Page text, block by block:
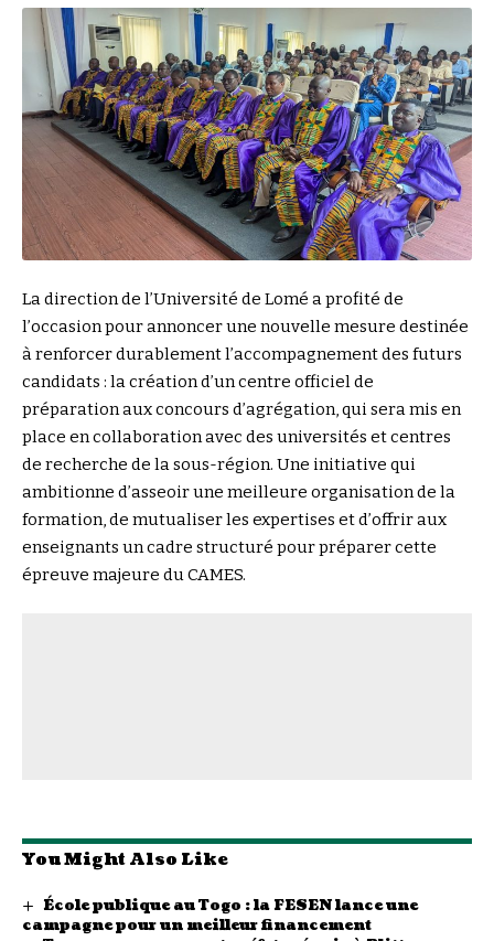
La direction de l’Université de Lomé a profité de
l’occasion pour annoncer une nouvelle mesure destinée
à renforcer durablement l’accompagnement des futurs
candidats : la création d’un centre officiel de
préparation aux concours d’agrégation, qui sera mis en
place en collaboration avec des universités et centres
de recherche de la sous-région. Une initiative qui
ambitionne d’asseoir une meilleure organisation de la
formation, de mutualiser les expertises et d’offrir aux
enseignants un cadre structuré pour préparer cette
épreuve majeure du CAMES.
You Might Also Like
École publique au Togo : la FESEN lance une
campagne pour un meilleur financement